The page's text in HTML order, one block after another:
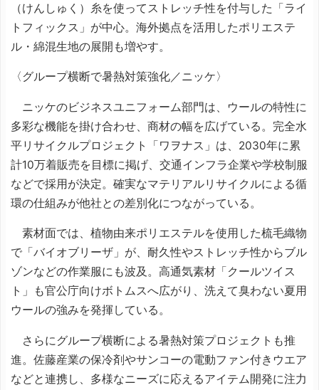
（けんしゅく）糸を使ってストレッチ性を付与した「ライ
トフィックス」が中心。海外拠点を活用したポリエステ
ル・綿混生地の展開も増やす。
〈グループ横断で暑熱対策強化／ニッケ〉
ニッケのビジネスユニフォーム部門は、ウールの特性に
多彩な機能を掛け合わせ、商材の幅を広げている。完全水
平リサイクルプロジェクト「ワヲナス」は、2030年に累
計10万着販売を目標に掲げ、交通インフラ企業や学校制服
などで採用が決定。確実なマテリアルリサイクルによる循
環の仕組みが他社との差別化につながっている。
素材面では、植物由来ポリエステルを使用した梳毛織物
で「バイオブリーザ」が、耐久性やストレッチ性からブル
ゾンなどの作業服にも波及。高通気素材「クールツイス
ト」も官公庁向けボトムスへ広がり、洗えて臭わない夏用
ウールの強みを発揮している。
さらにグループ横断による暑熱対策プロジェクトも推
進。佐藤産業の保冷剤やサンコーの電動ファン付きウエア
などと連携し、多様なニーズに応えるアイテム開発に注力